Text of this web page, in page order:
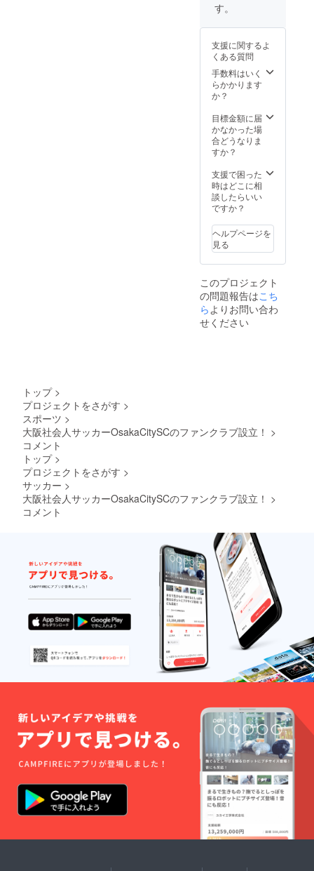
にて打
せてい
ただき
ます。
※ネット
ワーク
企業イ
メージ
が相違
する場
掲載を
お断り
させて
いただ
があり
ます。
お断り
させて
いた場
合にお
いても
返金は
いたし
す。
支援に関するよ
くある質問
手数料はいく
らかかります
か？
目標金額に届
かなかった場
合どうなりま
すか？
支援で困った
時はどこに相
談したらいい
ですか？
ヘルプページを
見る
このプロジェクト
の問題報告はこち
らよりお問い合わ
せください
トップ >
プロジェクトをさがす >
スポーツ >
大阪社会人サッカーOsakaCitySCのファンクラブ設立！ >
コメント
トップ >
プロジェクトをさがす >
サッカー >
大阪社会人サッカーOsakaCitySCのファンクラブ設立！ >
コメント